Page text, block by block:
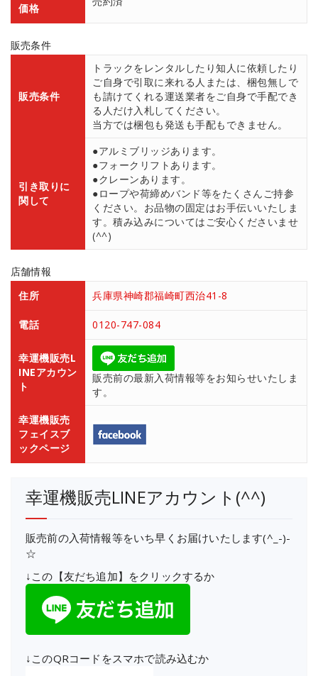
価格
販売条件
販売条件
トラックをレンタルしたり知人に依頼したり
ご自身で引取に来れる人または、梱包無しで
も請けてくれる運送業者をご自身で手配でき
る人だけ入札してください。
当方では梱包も発送も手配もできません。
引き取りに
関して
●アルミブリッジあります。
●フォークリフトあります。
●クレーンあります。
●ロープや荷締めバンド等をたくさんご持参
ください。お品物の固定はお手伝いいたしま
す。積み込みについてはご安心くださいませ
(^^)
店舗情報
住所
兵庫県神崎郡福崎町西治41-8
電話 0120-747-084
幸運機販売L
INEアカウン
ト
販売前の最新入荷情報等をお知らせいたしま
す。
幸運機販売
フェイスブ
ックページ
幸運機販売LINEアカウント(^^)
販売前の入荷情報等をいち早くお届けいたします(^_-)-
☆
↓この【友だち追加】をクリックするか
↓このQRコードをスマホで読み込むか